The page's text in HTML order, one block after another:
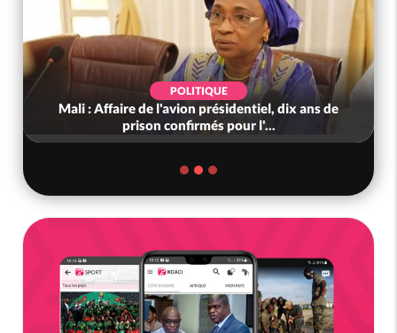
POLITIQUE
Mali : Affaire de l'avion présidentiel, dix ans de
prison confirmés pour l'...